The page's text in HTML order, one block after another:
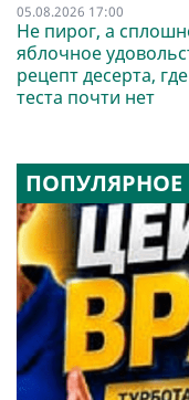
05.08.2026 17:00
Не пирог, а
яблочное
рецепт десерта, где
теста почти нет
ПОПУЛЯРНОЕ